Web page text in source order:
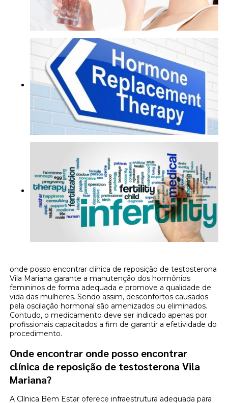
onde posso encontrar clínica de reposição de testosterona
Vila Mariana garante a manutenção dos hormônios
femininos de forma adequada e promove a qualidade de
vida das mulheres. Sendo assim, desconfortos causados
pela oscilação hormonal são amenizados ou eliminados.
Contudo, o medicamento deve ser indicado apenas por
profissionais capacitados a fim de garantir a efetividade do
procedimento.
Onde encontrar onde posso encontrar
clínica de reposição de testosterona Vila
Mariana?
A Clínica Bem Estar oferece infraestrutura adequada para